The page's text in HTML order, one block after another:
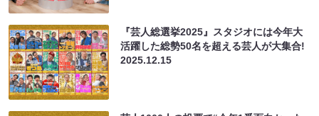
『芸人総選挙2025』スタジオには今年大
活躍した総勢50名を超える芸人が大集合!
2025.12.15